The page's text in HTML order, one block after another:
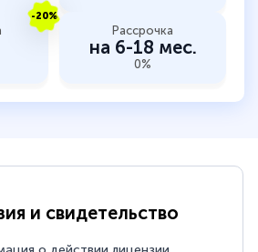
-20%
Рассрочка
на 6-18 мес.
0%
и свидетельство